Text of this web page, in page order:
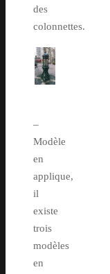
des
colonnettes.
–
Modèle
en
applique,
il
existe
trois
modèles
en